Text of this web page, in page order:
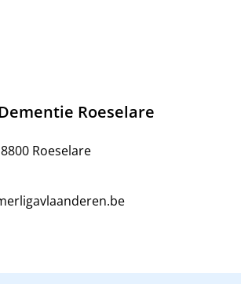
Roeselare
Roeselare